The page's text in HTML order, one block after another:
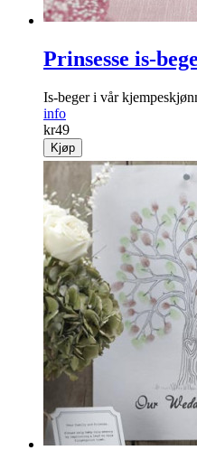
Prinsesse is-
Is-beger i vår
info
kr49
Kjøp